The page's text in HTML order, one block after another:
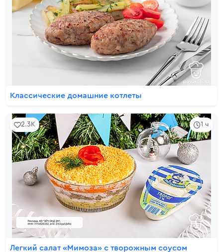
Классические домашние котлеты
1 ч
2.3K
Легкий салат «Мимоза» с творожным соусом